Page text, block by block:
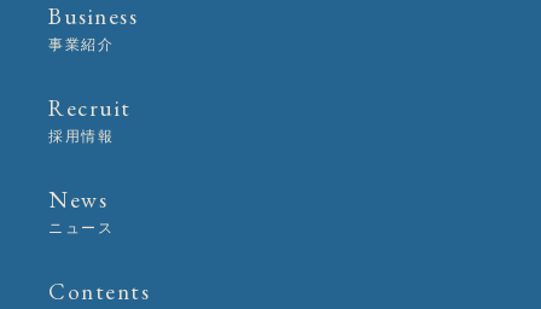
Business
事業紹介
Recruit
採用情報
News
ニュース
Contents